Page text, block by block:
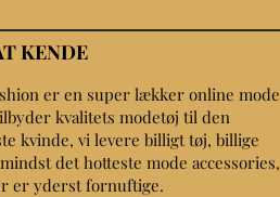
KENDE
er en super lækker online mode
kvalitets modetøj til den
kvinde, vi levere billigt tøj, billige
det hotteste mode accessories,
er yderst fornuftige.